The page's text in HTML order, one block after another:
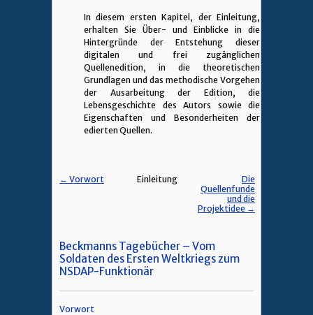
In diesem ersten Kapitel, der Einleitung,
erhalten Sie Über- und Einblicke in die
Hintergründe der Entstehung dieser
digitalen und frei zugänglichen
Quellenedition, in die theoretischen
Grundlagen und das methodische Vorgehen
der Ausarbeitung der Edition, die
Lebensgeschichte des Autors sowie die
Eigenschaften und Besonderheiten der
edierten Quellen.
← Vorwort
Die
Quellenfunde
und die
Projektidee →
Einleitung
Beckmanns Tagebücher – Vom
Soldaten des Ersten Weltkriegs zum
NSDAP-Funktionär
Vorwort